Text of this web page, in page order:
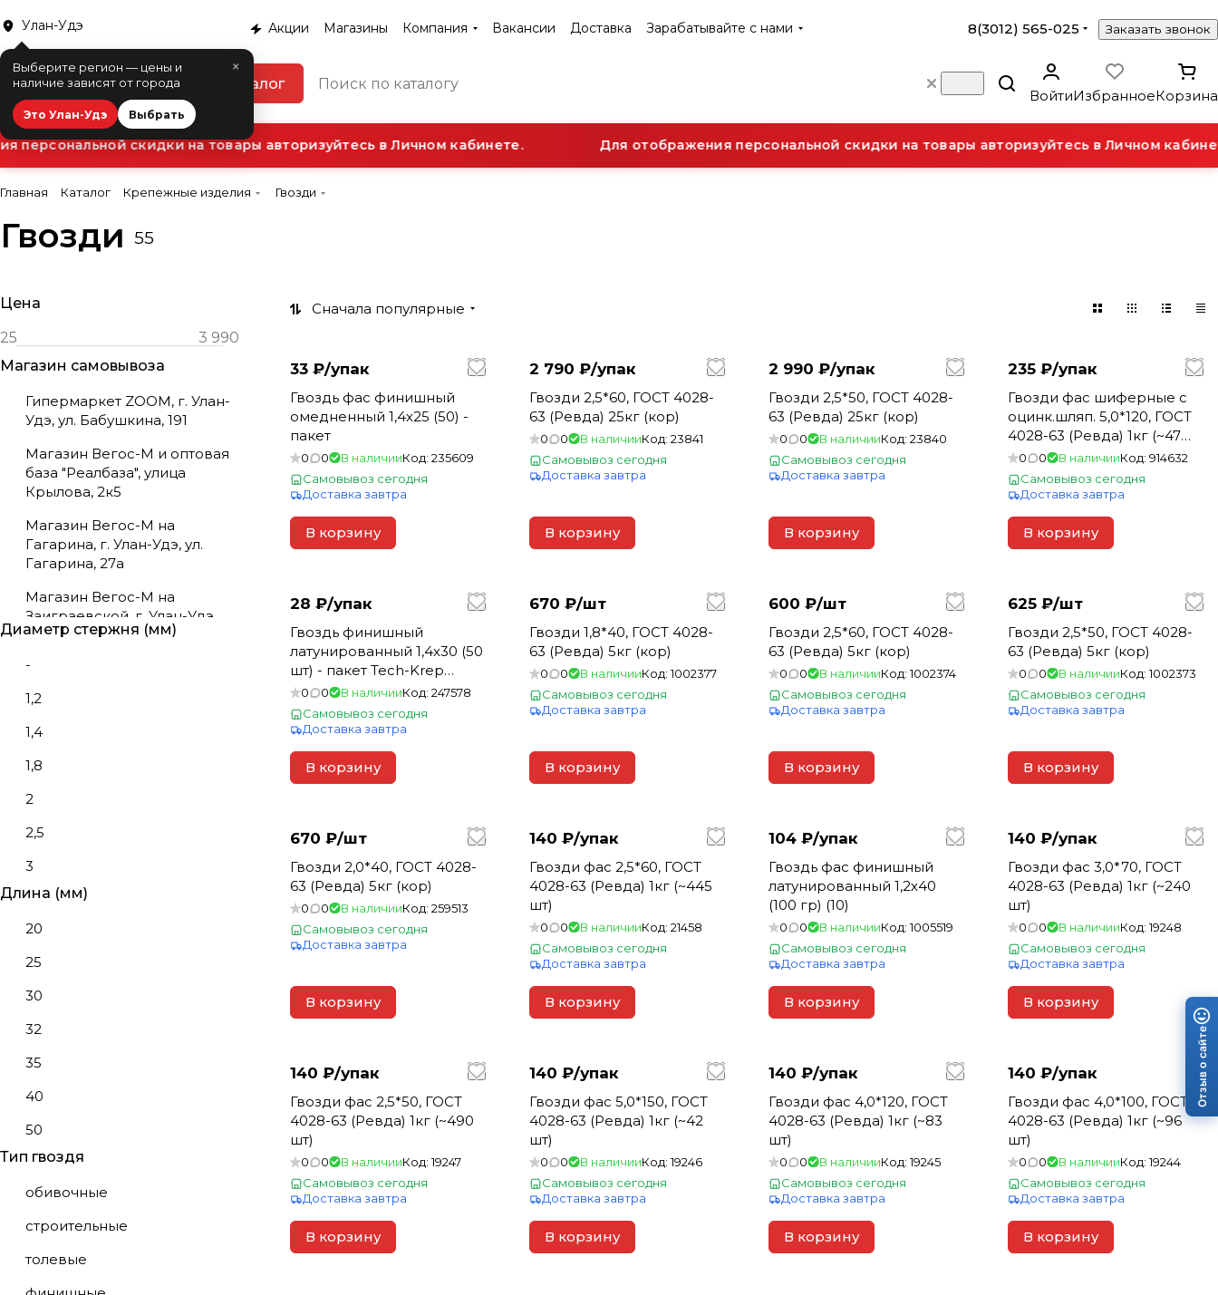
Улан-Удэ
×
Выберите регион — цены и
наличие зависят от города
Это Улан-Удэ Выбрать
Акции Магазины Компания Вакансии Доставка Зарабатывайте с нами 8(3012) 565-025 Заказать звонок
Каталог
ВойтиИзбранноеКорзина
персональной скидки на товары авторизуйтесь в Личном кабинете. Для отображения персональной скидки на товары авторизуйтесь в Личном
Главная Каталог Крепежные изделия Гвозди
Гвозди 55
Сначала популярные
33 ₽/упак
Гвоздь фас финишный
омедненный 1,4х25 (50) -
пакет
0 0 В наличииКод: 235609
Самовывоз сегодня
Доставка завтра
В корзину
2 790 ₽/упак
Гвозди 2,5*60, ГОСТ 4028-
63 (Ревда) 25кг (кор)
0 0 В наличииКод: 23841
Самовывоз сегодня
Доставка завтра
В корзину
2 990 ₽/упак
Гвозди 2,5*50, ГОСТ 4028-
63 (Ревда) 25кг (кор)
0 0 В наличииКод: 23840
Самовывоз сегодня
Доставка завтра
В корзину
235 ₽/упак
Гвозди фас шиферные с
оцинк.шляп. 5,0*120, ГОСТ
4028-63 (Ревда) 1кг (~47
шт)
0 0 В наличииКод: 914632
Самовывоз сегодня
Доставка завтра
В корзину
28 ₽/упак
Гвоздь финишный
латунированный 1,4х30 (50
шт) - пакет Tech-Krep
104056
0 0 В наличииКод: 247578
Самовывоз сегодня
Доставка завтра
В корзину
670 ₽/шт
Гвозди 1,8*40, ГОСТ 4028-
63 (Ревда) 5кг (кор)
0 0 В наличииКод:1002377
Самовывоз сегодня
Доставка завтра
В корзину
600 ₽/шт
Гвозди 2,5*60, ГОСТ 4028-
63 (Ревда) 5кг (кор)
0 0 В наличииКод:1002374
Самовывоз сегодня
Доставка завтра
В корзину
625 ₽/шт
Гвозди 2,5*50, ГОСТ 4028-
63 (Ревда) 5кг (кор)
0 0 В наличииКод:1002373
Самовывоз сегодня
Доставка завтра
В корзину
670 ₽/шт
Гвозди 2,0*40, ГОСТ 4028-
63 (Ревда) 5кг (кор)
0 0 В наличииКод: 259513
Самовывоз сегодня
Доставка завтра
В корзину
140 ₽/упак
Гвозди фас 2,5*60, ГОСТ
4028-63 (Ревда) 1кг (~445
шт)
0 0 В наличииКод: 21458
Самовывоз сегодня
Доставка завтра
В корзину
104 ₽/упак
Гвоздь фас финишный
латунированный 1,2х40
(100 гр) (10)
0 0 В наличииКод:1005519
Самовывоз сегодня
Доставка завтра
В корзину
140 ₽/упак
Гвозди фас 3,0*70, ГОСТ
4028-63 (Ревда) 1кг (~240
шт)
0 0 В наличииКод:19248
Самовывоз сегодня
Доставка завтра
В корзину
140 ₽/упак
Гвозди фас 2,5*50, ГОСТ
4028-63 (Ревда) 1кг (~490
шт)
0 0 В наличииКод:19247
Самовывоз сегодня
Доставка завтра
В корзину
140 ₽/упак
Гвозди фас 5,0*150, ГОСТ
4028-63 (Ревда) 1кг (~42
шт)
0 0 В наличииКод:19246
Самовывоз сегодня
Доставка завтра
В корзину
140 ₽/упак
Гвозди фас 4,0*120, ГОСТ
4028-63 (Ревда) 1кг (~83
шт)
0 0 В наличииКод:19245
Самовывоз сегодня
Доставка завтра
В корзину
140 ₽/упак
Гвозди фас 4,0*100, ГОСТ
4028-63 (Ревда) 1кг (~96
шт)
0 0 В наличииКод:19244
Самовывоз сегодня
Доставка завтра
В корзину
Цена
Магазин самовывоза
Гипермаркет ZOOM, г. Улан-
Удэ, ул. Бабушкина, 191
Магазин Вегос-М и оптовая
база "Реалбаза", улица
Крылова, 2к5
Магазин Вегос-М на
Гагарина, г. Улан-Удэ, ул.
Гагарина, 27а
Магазин Вегос-М на
Заиграевской, г. Улан-Удэ,
ул. Заиграевская, 14
Магазин Вегос-М на
Кабанская, 54в
Магазин Вегос-М на
Шульца, ул. Шульца, 4
Магазин и оптовая база
Воровского, 23
Склады на Крылово
"Реалбаза", ул. Крылова, 2,
корп. 5
ТЦ Вегос-М на проспекте
Автомобилистов, 2б, г. Улан-
"Хозкин", улица Сахьяновой,
Диаметр стержня (мм)
-
1,2
1,4
1,8
2
2,5
3
3,5
4
5
6
Длина (мм)
20
25
30
32
35
40
50
60
70
80
90
Тип гвоздя
обивочные
строительные
толевые
Отзыв о сайте